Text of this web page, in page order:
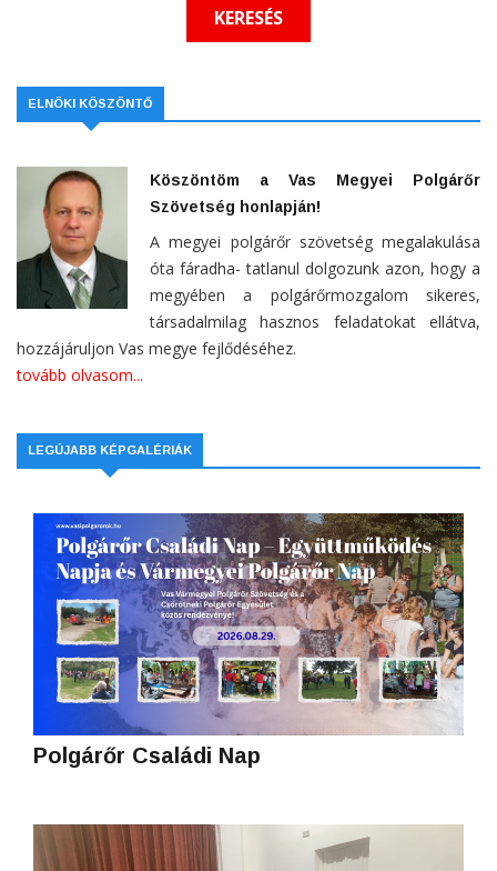
ELNÖKI KÖSZÖNTŐ
Köszöntöm a Vas Megyei Polgárőr
Szövetség honlapján!
A megyei polgárőr szövetség megalakulása
óta fáradha- tatlanul dolgozunk azon, hogy a
megyében a polgárőrmozgalom sikeres,
társadalmilag hasznos feladatokat ellátva,
hozzájáruljon Vas megye fejlődéséhez.
tovább olvasom...
LEGÚJABB KÉPGALÉRIÁK
Polgárőr Családi Nap